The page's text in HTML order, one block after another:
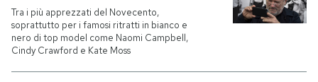
Tra i più apprezzati del Novecento,
soprattutto per i famosi ritratti in bianco e
nero di top model come Naomi Campbell,
Cindy Crawford e Kate Moss